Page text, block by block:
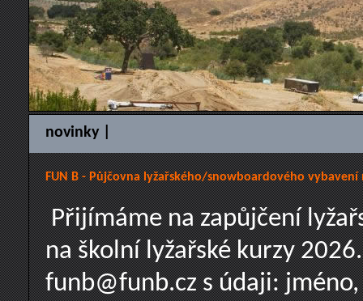
novinky |
FUN B - Půjčovna lyžařského/snowboardového vybavení
Přijímáme na zapůjčení
na školní lyžařské kurzy
funb@funb.cz s údaji: